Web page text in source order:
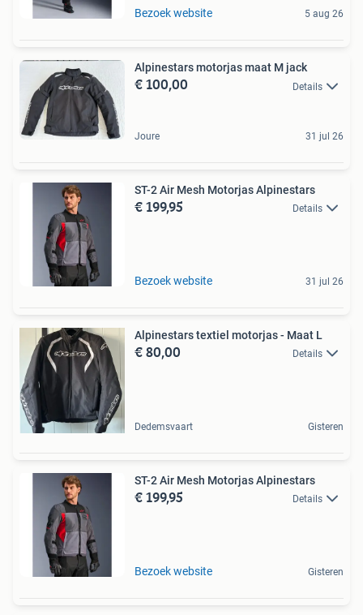
Bezoek website 5 aug 26
Alpinestars motorjas maat M jack
€ 100,00 Details
Joure 31 jul 26
ST-2 Air Mesh Motorjas Alpinestars
€ 199,95 Details
Bezoek website 31 jul 26
Alpinestars textiel motorjas - Maat L
€ 80,00 Details
Dedemsvaart Gisteren
ST-2 Air Mesh Motorjas Alpinestars
€ 199,95 Details
Bezoek website Gisteren